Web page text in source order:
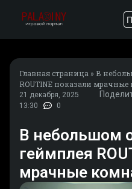
Главная страница » В
ROUTINE показали
21 декабря, 2025
13:30
0
В небольшом
геймплея
мрачные